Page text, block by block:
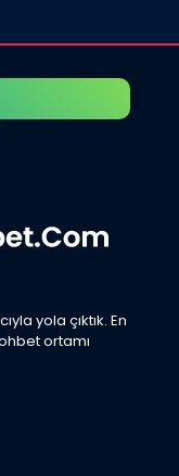
yola çıktık. En
ortamı